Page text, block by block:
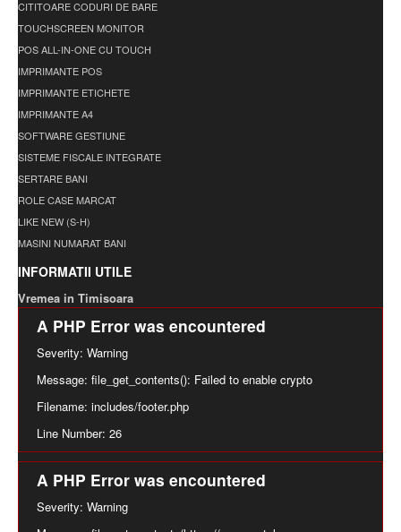
CITITOARE CODURI DE BARE
TOUCHSCREEN MONITOR
POS ALL-IN-ONE CU TOUCH
IMPRIMANTE POS
IMPRIMANTE ETICHETE
IMPRIMANTE A4
SOFTWARE GESTIUNE
SISTEME FISCALE INTEGRATE
SERTARE BANI
ROLE CASE MARCAT
LIKE NEW (S-H)
MASINI NUMARAT BANI
INFORMATII UTILE
Vremea in Timisoara
A PHP Error was encountered
Severity: Warning
Message: file_get_contents(): Failed to enable crypto
Filename: includes/footer.php
Line Number: 26
A PHP Error was encountered
Severity: Warning